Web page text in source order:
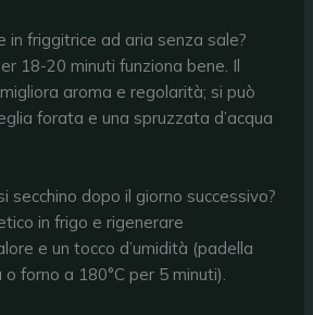
in friggitrice ad aria senza sale?
18-20 minuti funziona bene. Il
aroma e regolarità; si può
forata e una spruzzata d’acqua
secchino dopo il giorno successivo?
in frigo e rigenerare
e un tocco d’umidità (padella
o forno a 180°C per 5 minuti).